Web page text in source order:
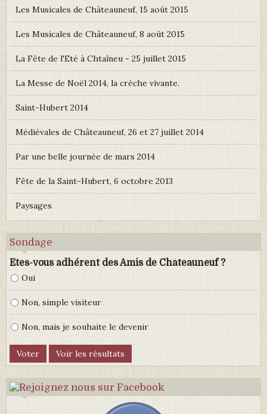
Les Musicales de Châteauneuf, 15 août 2015
Les Musicales de Châteauneuf, 8 août 2015
La Fête de l'Eté à Chtaîneu - 25 juillet 2015
La Messe de Noël 2014, la crèche vivante.
Saint-Hubert 2014
Médiévales de Châteauneuf, 26 et 27 juillet 2014
Par une belle journée de mars 2014
Fête de la Saint-Hubert, 6 octobre 2013
Paysages
Sondage
Etes-vous adhérent des Amis de Châteauneuf ?
Oui
Non, simple visiteur
Non, mais je souhaite le devenir